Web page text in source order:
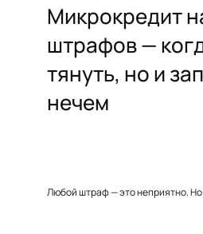
Микрокредит
штрафов —
тянуть, но и
нечем
Любой штраф — это неприятно.